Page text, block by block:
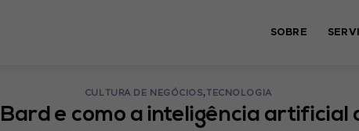
SOBRE
CULTURA DE NEGÓCIOS,TECNOLOGIA
Bard e como a inteligência artificial